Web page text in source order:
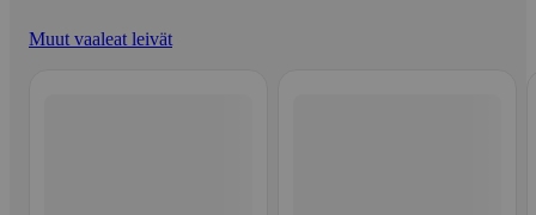
Muut vaaleat leivät